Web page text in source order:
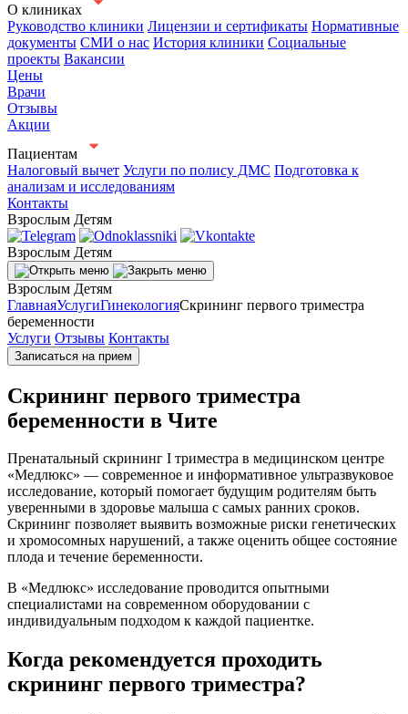
О клиниках
Руководство клиники Лицензии и сертификаты Нормативные
документы СМИ о нас История клиники Социальные
проекты Вакансии
Цены
Врачи
Отзывы
Акции
Пациентам
Налоговый вычет Услуги по полису ДМС Подготовка к
анализам и исследованиям
Контакты
Взрослым Детям
Взрослым Детям
Взрослым Детям
ГлавнаяУслугиГинекологияСкрининг первого триместра
беременности
Услуги Отзывы Контакты
Записаться на прием
Скрининг первого триместра
беременности в Чите
Пренатальный скрининг I триместра в медицинском центре
«Медлюкс» — современное и информативное ультразвуковое
исследование, который помогает будущим родителям быть
уверенными в здоровье малыша с самых ранних сроков.
Скрининг позволяет выявить возможные риски генетических
и хромосомных нарушений, а также оценить общее состояние
плода и течение беременности.
В «Медлюкс» исследование проводится опытными
специалистами на современном оборудовании с
индивидуальным подходом к каждой пациентке.
Когда рекомендуется проходить
скрининг первого триместра?